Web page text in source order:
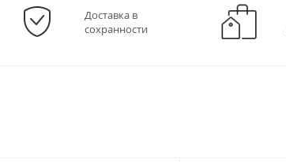
Доставка в
сохранности